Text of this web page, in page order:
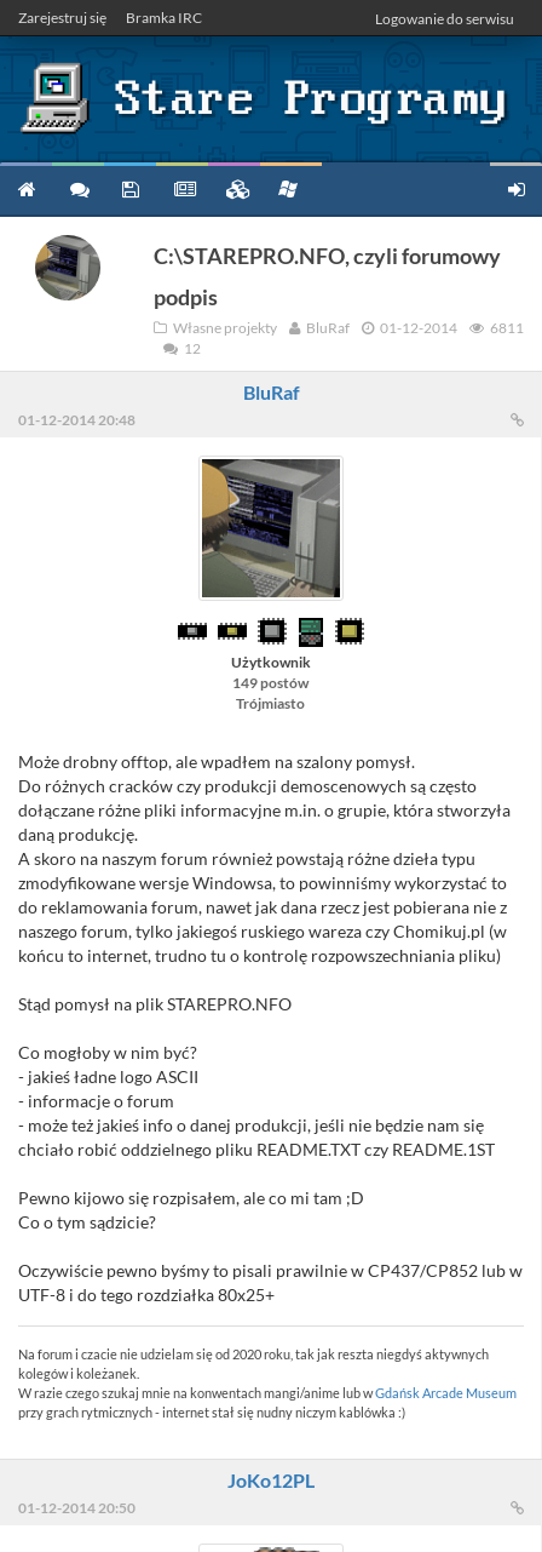
Zarejestruj się Bramka IRC Logowanie do serwisu
C:\STAREPRO.NFO, czyli forumowy
podpis
Własne projekty BluRaf 01-12-2014
6811
12
BluRaf
01-12-2014 20:48
Użytkownik
149 postów
Trójmiasto
Może drobny offtop, ale wpadłem na szalony pomysł.
Do różnych cracków czy produkcji demoscenowych są często
dołączane różne pliki informacyjne m.in. o grupie, która stworzyła
daną produkcję.
A skoro na naszym forum również powstają różne dzieła typu
zmodyfikowane wersje Windowsa, to powinniśmy wykorzystać to
do reklamowania forum, nawet jak dana rzecz jest pobierana nie z
naszego forum, tylko jakiegoś ruskiego wareza czy Chomikuj.pl (w
końcu to internet, trudno tu o kontrolę rozpowszechniania pliku)
Stąd pomysł na plik STAREPRO.NFO
Co mogłoby w nim być?
- jakieś ładne logo ASCII
- informacje o forum
- może też jakieś info o danej produkcji, jeśli nie będzie nam się
chciało robić oddzielnego pliku README.TXT czy README.1ST
Pewno kijowo się rozpisałem, ale co mi tam ;D
Co o tym sądzicie?
Oczywiście pewno byśmy to pisali prawilnie w CP437/CP852 lub w
UTF-8 i do tego rozdziałka 80x25+
Na forum i czacie nie udzielam się od 2020 roku, tak jak reszta niegdyś aktywnych
kolegów i koleżanek.
W razie czego szukaj mnie na konwentach mangi/anime lub wGdańsk Arcade Museum
przy grach rytmicznych - internet stał się nudny niczym kablówka :)
JoKo12PL
01-12-2014 20:50